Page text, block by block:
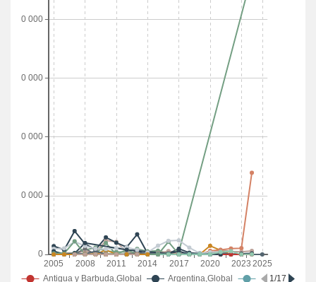
estrategias nacionales (en cantidades) SG_DSR_SILN
Número de gobiernos locales (en cantidades) SG_GOV_LOGV
INDICADOR C-13.1 Ocurrencia de eventos naturales extremos y desastres,
desglosada por tipo
Número de muertes atribuidas a desastres, por tipo de desastre
Número de personas directamente afectadas atribuidas a desastres,
por tipo de desastre
Número de eventos de desastres, por tipo de desastre
META 13.2 Incorporar medidas relativas al cambio climático en las políticas,
estrategias y planes nacionales
INDICADOR 13.2.1 Número de países con contribuciones determinadas a
nivel nacional, estrategias a largo plazo, planes nacionales de adaptación y
comunicaciones sobre la adaptación, notificadas a la secretaría de la
Convención Marco de las Naciones Unidas sobre el Cambio Climático
INDICADOR 13.2.2 Emisiones totales de gases de efecto invernadero por
Emisiones totales de gases de efecto invernadero con LULUCF